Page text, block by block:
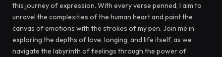
this journey of expression. With every verse penned, I aim to
unravel the complexities of the human heart and paint the
canvas of emotions with the strokes of my pen. Join me in
exploring the depths of love, longing, and life itself, as we
navigate the labyrinth of feelings through the power of